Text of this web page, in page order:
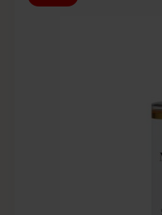
Lista: .